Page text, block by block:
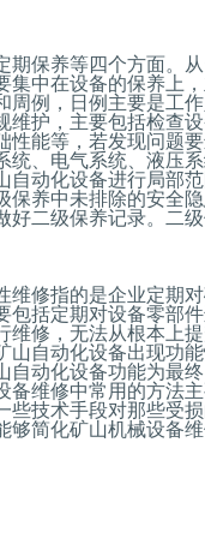
保养等四个方面。从
集中在设备的保养上
周例，日例主要是工
维护，主要包括检查
性能等，若发现问题
统、电气系统、液压
自动化设备进行局部
保养中未排除的安全
二级保养记录。二级
修指的是企业定期对
括定期对设备零部件
维修，无法从根本上
山自动化设备出现功
自动化设备功能为最
备维修中常用的方法
些技术手段对那些受
够简化矿山机械设备